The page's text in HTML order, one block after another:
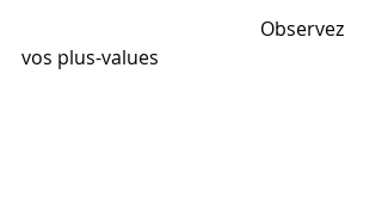
vos plus-values